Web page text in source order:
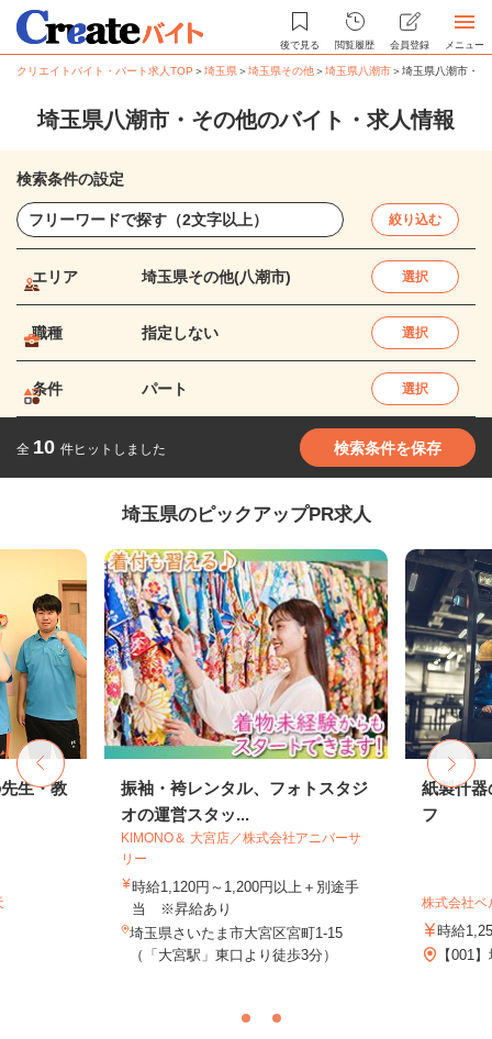
後で見る 閲覧履歴 会員登録 メニュー
クリエイトバイト・パート求人TOP ＞埼玉県＞埼玉県その他＞埼玉県八潮市＞埼玉県八潮市・
埼玉県八潮市・その他のバイト・求人情報
検索条件の設定
絞り込む
エリア 埼玉県その他(八潮市) 選択
職種 指定しない 選択
条件 パート 選択
全 10 件ヒットしました 検索条件を保存
埼玉県のピックアップPR求人
生・教
振袖・袴レンタル、フォトスタジ
オの運営スタッ...
KIMONO＆ 大宮店／株式会社アニバーサ
リー
時給1,120円～1,200円以上＋別途手
当 ※昇給あり
埼玉県さいたま市大宮区宮町1-15
（「大宮駅」東口より徒歩3分）
紙製什器
フ
株式会社ベ
時給
【001